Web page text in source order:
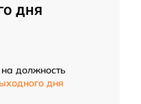
дня
должность
дня